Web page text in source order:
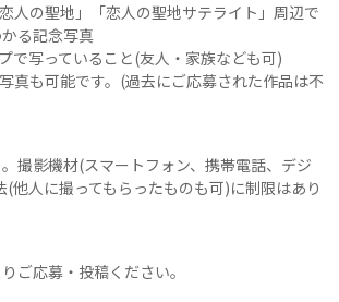
人の聖地」「恋人の聖地サテライト」周辺で
る記念写真
で写っていること(友人・家族なども可)
真も可能です。(過去にご応募された作品は不
撮影機材(スマートフォン、携帯電話、デジ
他人に撮ってもらったものも可)に制限はあり
ご応募・投稿ください。